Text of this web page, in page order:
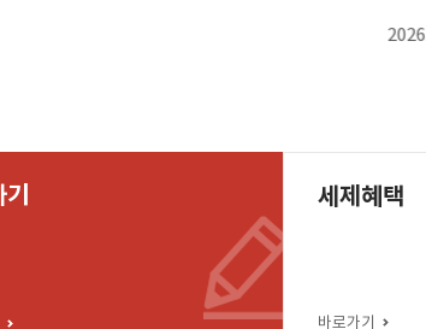
세제혜택
바로가기